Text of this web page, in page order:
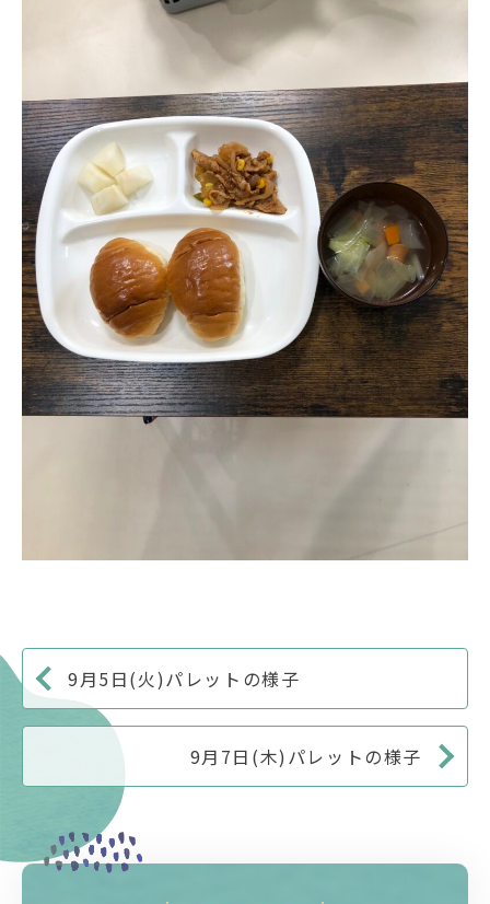
9月5日(火)パレットの様子
9月7日(木)パレットの様子